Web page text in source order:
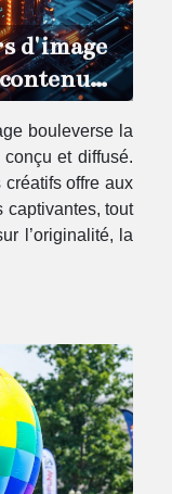
d'image
bouleverse la
et diffusé.
créatifs offre aux
captivantes, tout
l’originalité, la